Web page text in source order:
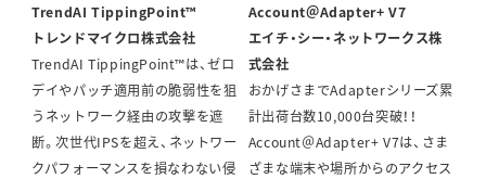
TrendAI TippingPoint™
トレンドマイクロ株式会社
TrendAI TippingPoint™は、ゼロ
デイやパッチ適用前の脆弱性を狙
うネットワーク経由の攻撃を遮
断。次世代IPSを超え、ネットワー
クパフォーマンスを損なわない侵
Account＠Adapter+ V7
エイチ・シー・ネットワークス株
式会社
おかげさまでAdapterシリーズ累
計出荷台数10,000台突破！！
Account＠Adapter+ V7は、さま
ざまな端末や場所からのアクセス